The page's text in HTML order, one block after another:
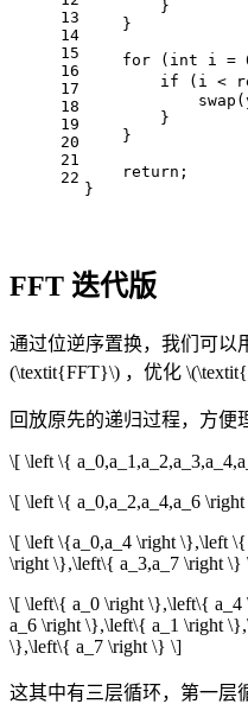
13
14
15
16
17
18
19
20
21
22
        }
    }
for ( int i =
if (i <
swap
        }
    }
return ;
}
FFT 迭代版
通过位逆序置换，我们可以
(\textit{FFT}\) ，优化
回放原先的递归过程，方便
\[ \left \{
\[ \left \{ a_0,a_2,a_4,a_6
\[ \left \{a_0,a_4 \right \},\left
\right \},\left\{ a_3,a_7 \right \}
\[ \left\{ a_0 \right \},\left\{
a_6 \right \},\left\{ a_1 \right
\},\left\{ a_7 \right \} \]
这其中有三层循环，第一层